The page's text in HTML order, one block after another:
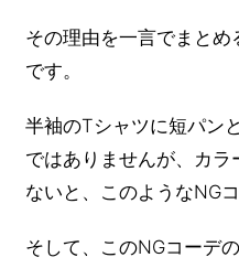
その理由を一言でまとめ
です。
半袖のTシャツに短パン
ではありませんが、カ
ないと、このようなNG
そして、このNGコーデ